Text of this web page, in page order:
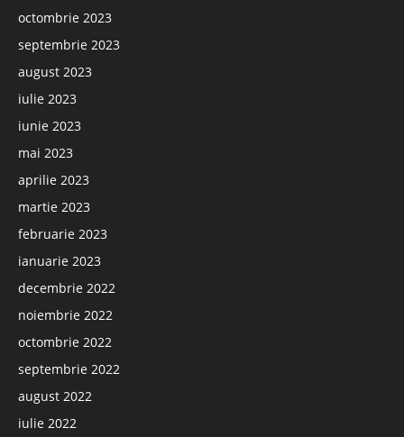
octombrie 2023
septembrie 2023
august 2023
iulie 2023
iunie 2023
mai 2023
aprilie 2023
martie 2023
februarie 2023
ianuarie 2023
decembrie 2022
noiembrie 2022
octombrie 2022
septembrie 2022
august 2022
iulie 2022